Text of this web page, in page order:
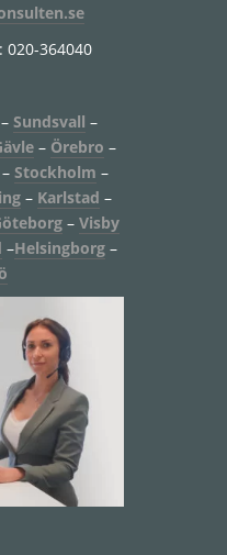
020-364040
– Sundsvall –
– Örebro –
Stockholm –
– Karlstad –
– Visby
–Helsingborg–